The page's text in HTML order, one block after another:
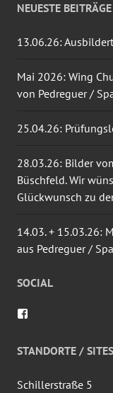
NEUESTE BEITRÄGE
13.06.26:
Mai 2026: Wing
von Pedreguer /
25.04.26:
28.03.26: Bilder
Büschfeld. Wir
Glückwunsch zu
14.03. + 15.03.26:
aus Pedreguer /
SOCIAL
auf
Facebook
STANDORTE / SITES
Schillerstraße 5